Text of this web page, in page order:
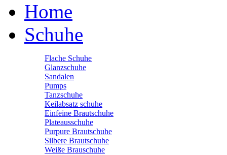
Home
Schuhe
Flache Schuhe
Glanzschuhe
Sandalen
Pumps
Tanzschuhe
Keilabsatz schuhe
Einfeine Brautschuhe
Plateausschuhe
Purpure Brautschuhe
Silbere Brautschuhe
Weiße Brauschuhe